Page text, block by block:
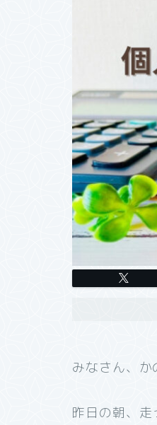
みなさん、か
昨日の朝、